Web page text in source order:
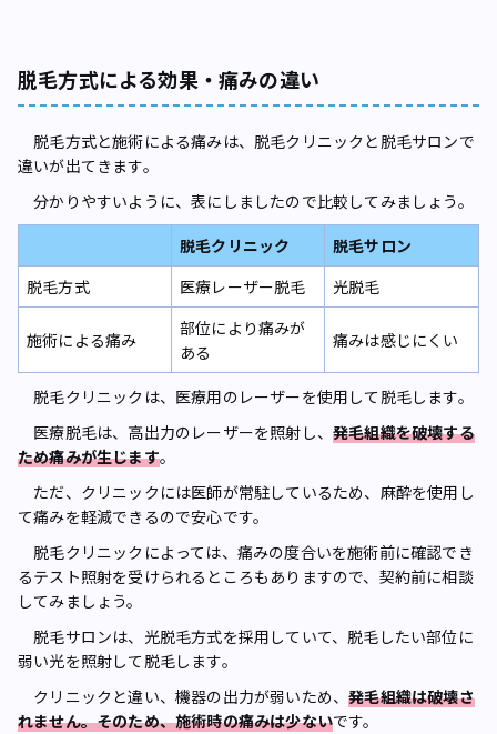
脱毛方式による効果・痛みの違い
脱毛方式と施術による痛みは、脱毛クリニックと脱毛サロンで
違いが出てきます。
分かりやすいように、表にしましたので比較してみましょう。
脱毛クリニック
脱毛サロン
脱毛方式
医療レーザー脱毛 光脱毛
施術による痛み
部位により痛みが
ある
痛みは感じにくい
脱毛クリニックは、医療用のレーザーを使用して脱毛します。
医療脱毛は、高出力のレーザーを照射し、 発毛組織を破壊する
ため痛みが生じます。
ただ、クリニックには医師が常駐しているため、麻酔を使用し
て痛みを軽減できるので安心です。
脱毛クリニックによっては、痛みの度合いを施術前に確認でき
るテスト照射を受けられるところもありますので、契約前に相談
してみましょう。
脱毛サロンは、光脱毛方式を採用していて、脱毛したい部位に
弱い光を照射して脱毛します。
クリニックと違い、機器の出力が弱いため、発毛組織は破壊さ
れません。そのため、施術時の痛みは少ないです。